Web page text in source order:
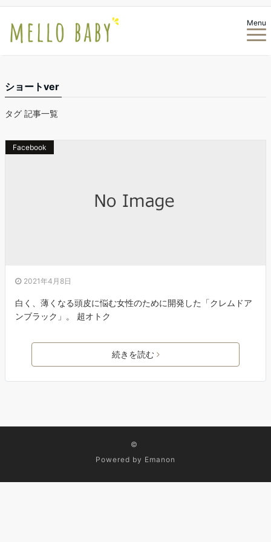
Menu
ショートver
タグ 記事一覧
Facebook
2021年4月8日
白く、薄くなる頭皮に悩む女性のために開発した「クレムドア
ンブラック」。 超オトク
続きを読む
©
Powered by Emanon